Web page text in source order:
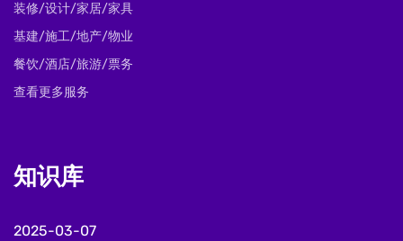
装修/设计/家居/家具
基建/施工/地产/物业
餐饮/酒店/旅游/票务
查看更多服务
知识库
2025-03-07